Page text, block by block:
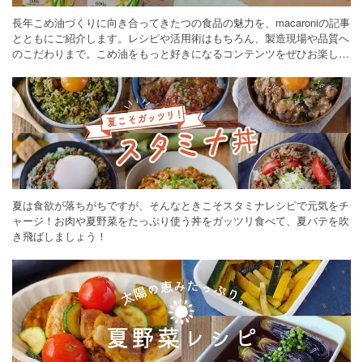
長年こめ油づくりに向き合ってきたつの食品の魅力を、macaroniの記事
とともにご紹介します。レシピや活用術はもちろん、製造現場や品質へ
のこだわりまで。こめ油をもっと好きになるコンテンツをぜひお楽しみ
夏は食欲が落ちがちですが、そんなときこそスタミナレシピで元気をチ
ャージ！お肉や夏野菜をたっぷり使う丼をガッツリ食べて、夏バテを吹
き飛ばしましょう！